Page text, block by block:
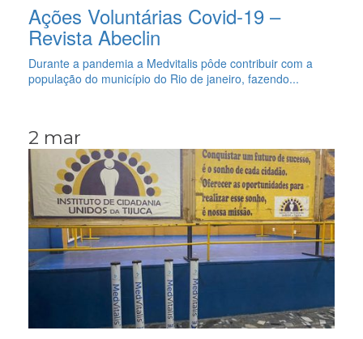
Ações Voluntárias Covid-19 –
Revista Abeclin
Durante a pandemia a Medvitalis pôde contribuir com a
população do município do Rio de janeiro, fazendo...
2 mar